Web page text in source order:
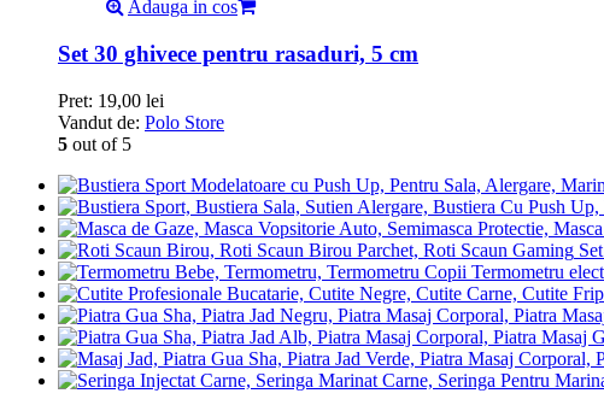
Adauga in cos
Set 30 ghivece pentru rasaduri, 5 cm
Pret: 19,00 lei
Vandut de: Polo Store
5 out of 5
Termometru